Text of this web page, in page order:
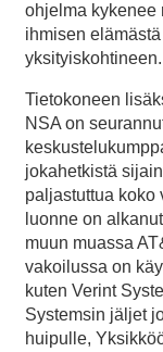
ohjelma kykenee
ihmisen
yksityiskohtineen.
Tietokoneen
NSA on
jokahetkistä
paljastuttua koko
luonne on
muun muassa
vakoilussa on
kuten Verint
Systemsin jäljet
huipulle,